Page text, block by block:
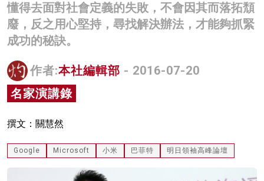
影片
名家榜
灼見活動
關於我們
懂得去面對社會定義的失敗，不會因其而落拓頹
廢，反之用心堅持，尋找解決辦法，才能夠抓緊
成功的秘訣。
作者:本社編輯部 - 2016-07-20
名家演講錄
撰文：關慧然
Google Microsoft 小米 巴菲特 明日領袖高峰論壇